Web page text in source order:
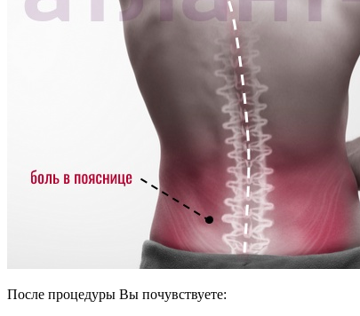
После процедуры Вы почувствуете: